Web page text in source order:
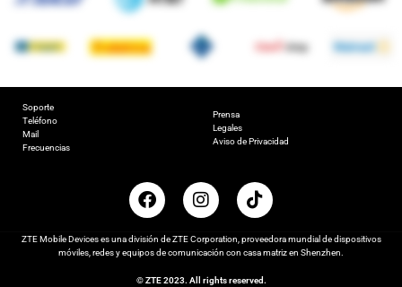
Soporte
Teléfono
Mail
Frecuencias
Prensa
Legales
Aviso de Privacidad
ZTE Mobile Devices es una división de ZTE Corporation, proveedora mundial de dispositivos
móviles, redes y equipos de comunicación con casa matriz en Shenzhen.
© ZTE 2023. All rights reserved.